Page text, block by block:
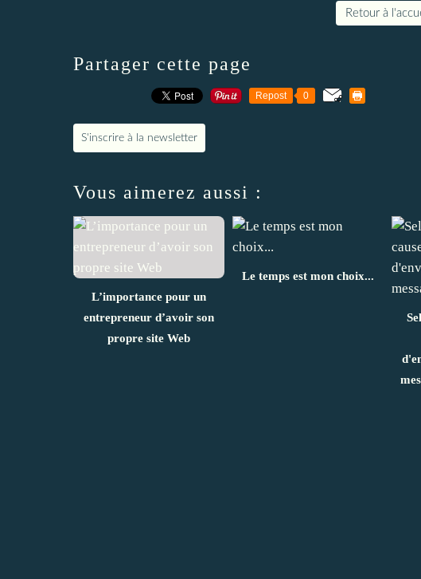
Retour à
Partager cette page
Repost 0
S'inscrire à la newsletter
Vous aimerez aussi :
L’importance pour un
entrepreneur d’avoir son
propre site Web
Le temps est mon choix...